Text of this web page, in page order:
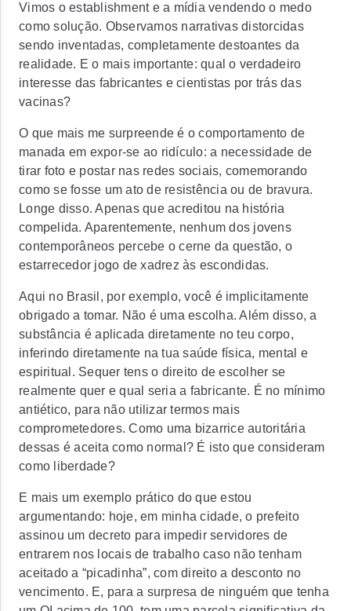
Vimos o establishment e a mídia vendendo o medo
como solução. Observamos narrativas distorcidas
sendo inventadas, completamente destoantes da
realidade. E o mais importante: qual o verdadeiro
interesse das fabricantes e cientistas por trás das
vacinas?
O que mais me surpreende é o comportamento de
manada em expor-se ao ridículo: a necessidade de
tirar foto e postar nas redes sociais, comemorando
como se fosse um ato de resistência ou de bravura.
Longe disso. Apenas que acreditou na história
compelida. Aparentemente, nenhum dos jovens
contemporâneos percebe o cerne da questão, o
estarrecedor jogo de xadrez às escondidas.
Aqui no Brasil, por exemplo, você é implicitamente
obrigado a tomar. Não é uma escolha. Além disso, a
substância é aplicada diretamente no teu corpo,
inferindo diretamente na tua saúde física, mental e
espiritual. Sequer tens o direito de escolher se
realmente quer e qual seria a fabricante. É no mínimo
antiético, para não utilizar termos mais
comprometedores. Como uma bizarrice autoritária
dessas é aceita como normal? É isto que consideram
como liberdade?
E mais um exemplo prático do que estou
argumentando: hoje, em minha cidade, o prefeito
assinou um decreto para impedir servidores de
entrarem nos locais de trabalho caso não tenham
aceitado a “picadinha”, com direito a desconto no
vencimento. E, para a surpresa de ninguém que tenha